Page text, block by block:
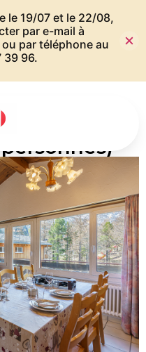
le 19/07 et le 22/08,
par e-mail à
ou par téléphone au
39 96.
– 2
de-